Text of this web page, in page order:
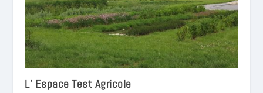
L’ Espace Test Agricole